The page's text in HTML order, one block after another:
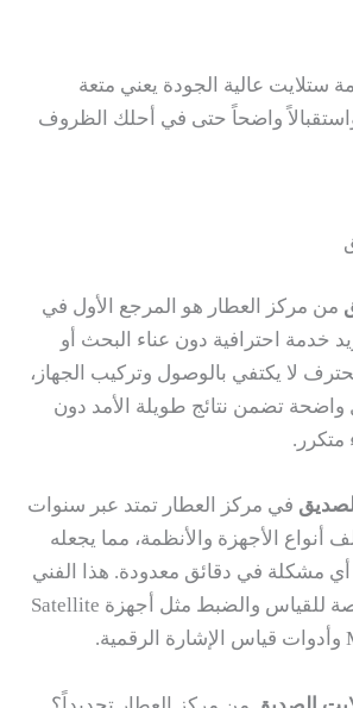
ستلايت عالية الجودة يعني متعة
واضحاً حتى في أحلك الظروف
من مركز العطار هو المرجع الأول في
خدمة احترافية دون عناء البحث أو
لا يكتفي بالوصول وتركيب الجهاز،
واضحة تضمن نتائج طويلة الأمد دون
متكرر.
في مركز العطار تمتد عبر سنوات
أنواع الأجهزة والأنظمة، مما يجعله
مشكلة في دقائق معدودة. هذا الفني
يعمل بأدوات مخصصة للقياس والضبط مثل أجهزة Satellite